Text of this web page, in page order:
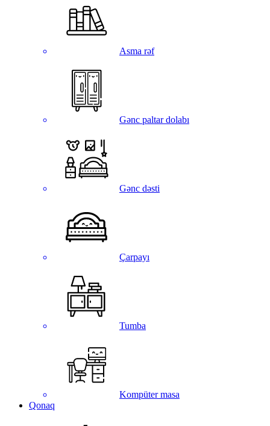
Asma rəf
Gənc paltar dolabı
Gənc dəsti
Çarpayı
Tumba
Kompüter masa
Qonaq